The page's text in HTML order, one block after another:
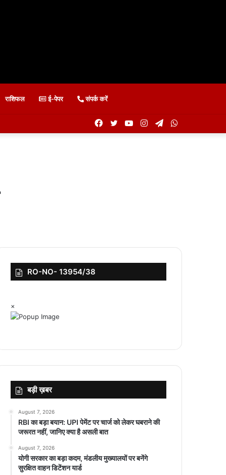
राशिफल ई-पेपर संपर्क करें
Telegram
Instagram
YouTube
Twitter
Facebook
RO-NO- 13954/38
×
बड़ी ख़बर
August 7, 2026
RBI का बड़ा बयान: UPI पेमेंट पर चार्ज को लेकर घबराने की
जरूरत नहीं, जानिए क्या है असली बात
August 7, 2026
योगी सरकार का बड़ा कदम, मंडलीय मुख्यालयों पर बनेंगे
सुरक्षित वाहन डिटेंशन यार्ड